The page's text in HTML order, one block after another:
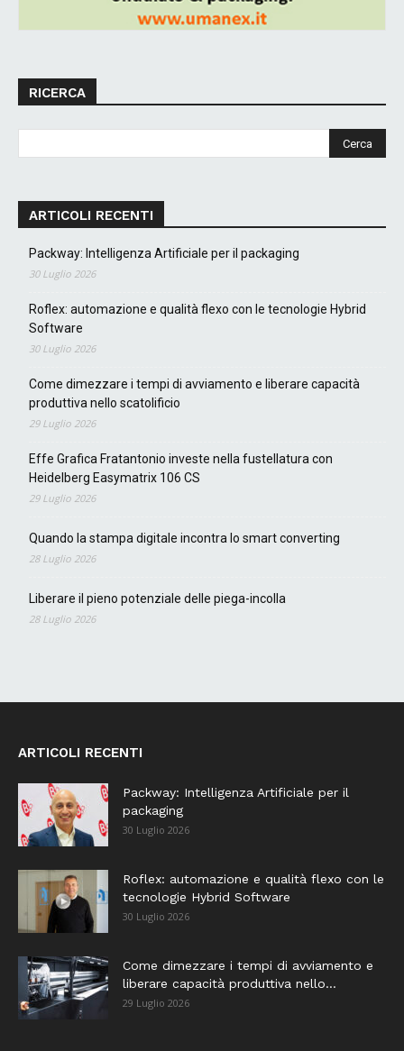
RICERCA
ARTICOLI RECENTI
Packway: Intelligenza Artificiale per il packaging
30 Luglio 2026
Roflex: automazione e qualità flexo con le tecnologie Hybrid
Software
30 Luglio 2026
Come dimezzare i tempi di avviamento e liberare capacità
produttiva nello scatolificio
29 Luglio 2026
Effe Grafica Fratantonio investe nella fustellatura con
Heidelberg Easymatrix 106 CS
29 Luglio 2026
Quando la stampa digitale incontra lo smart converting
28 Luglio 2026
Liberare il pieno potenziale delle piega-incolla
28 Luglio 2026
ARTICOLI RECENTI
Packway: Intelligenza Artificiale per il
packaging
30 Luglio 2026
Roflex: automazione e qualità flexo con le
tecnologie Hybrid Software
30 Luglio 2026
Come dimezzare i tempi di avviamento e
liberare capacità produttiva nello...
29 Luglio 2026